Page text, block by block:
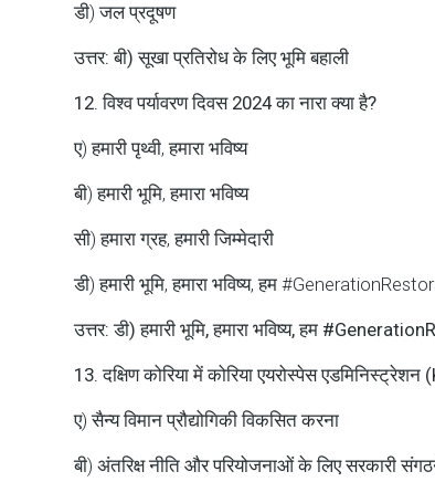
डी) जल प्रदूषण
उत्तर: बी) सूखा प्रतिरोध के लिए भूमि बहाली
12. विश्व पर्यावरण दिवस 2024 का नारा क्या है?
ए) हमारी पृथ्वी, हमारा भविष्य
बी) हमारी भूमि, हमारा भविष्य
सी) हमारा ग्रह, हमारी जिम्मेदारी
डी) हमारी भूमि, हमारा भविष्य, हम
उत्तर: डी) हमारी भूमि, हमारा भविष्य, हम
13. दक्षिण कोरिया में कोरिया एयरोस्पेस
ए) सैन्य विमान प्रौद्योगिकी विकसित करना
बी) अंतरिक्ष नीति और परियोजनाओं के लिए सरकारी